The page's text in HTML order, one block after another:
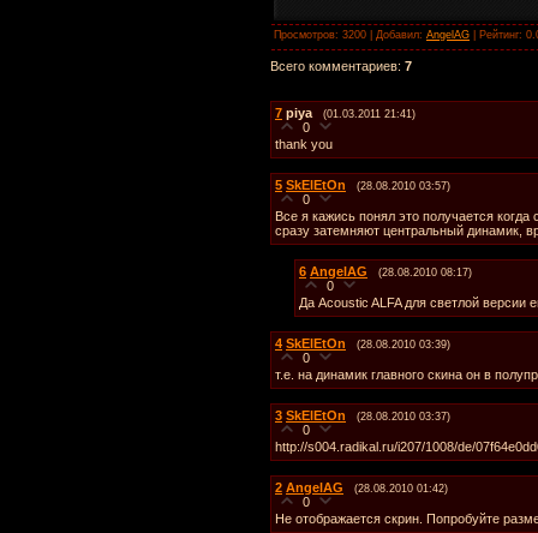
Просмотров: 3200 | Добавил: AngelAG Рейтинг:
Всего комментариев: 7
7 piya (01.03.2011 21:41)
0
thank you
5 SkElEtOn (28.08.2010 03:57)
0
Все я кажись понял это получается
сразу затемняют центральный динамик,
6 AngelAG (28.08.2010 08:17)
0
Да Acoustic ALFA для светлой версии
4 SkElEtOn (28.08.2010 03:39)
0
т.е. на динамик главного скина он в
3 SkElEtOn (28.08.2010 03:37)
0
http://s004.radikal.ru/i207/1008/de/
2 AngelAG (28.08.2010 01:42)
0
Не отображается скрин. Попробуйте